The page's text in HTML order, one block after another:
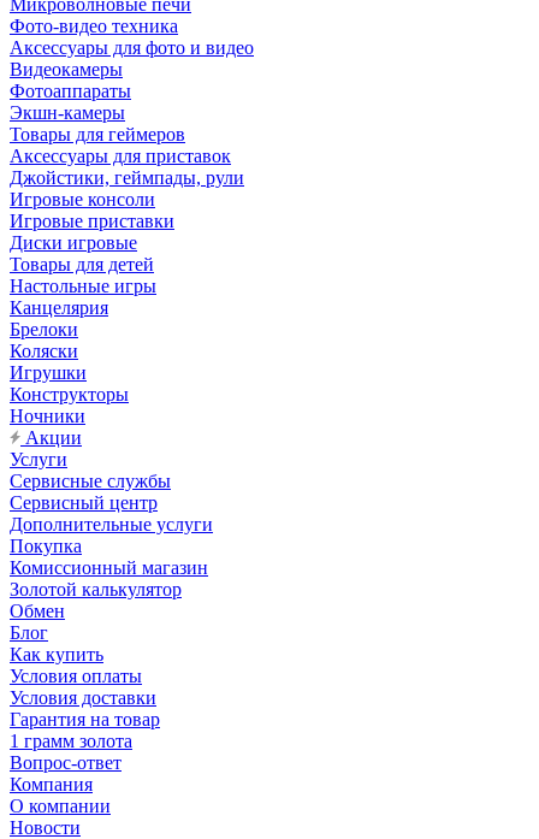
Микроволновые печи
Фото-видео техника
Аксессуары для фото и видео
Видеокамеры
Фотоаппараты
Экшн-камеры
Товары для геймеров
Аксессуары для приставок
Джойстики, геймпады, рули
Игровые консоли
Игровые приставки
Диски игровые
Товары для детей
Настольные игры
Канцелярия
Брелоки
Коляски
Игрушки
Конструкторы
Ночники
Акции
Услуги
Сервисные службы
Сервисный центр
Дополнительные услуги
Покупка
Комиссионный магазин
Золотой калькулятор
Обмен
Блог
Как купить
Условия оплаты
Условия доставки
Гарантия на товар
1 грамм золота
Вопрос-ответ
Компания
О компании
Новости